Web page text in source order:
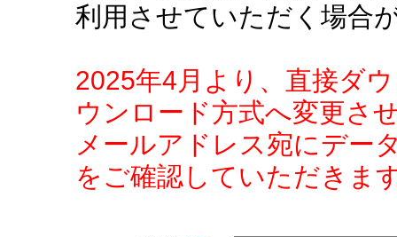
利用させていただく場合
2025年4月より、直接ダ
ウンロード方式へ変更さ
メールアドレス宛にデー
をご確認していただきま